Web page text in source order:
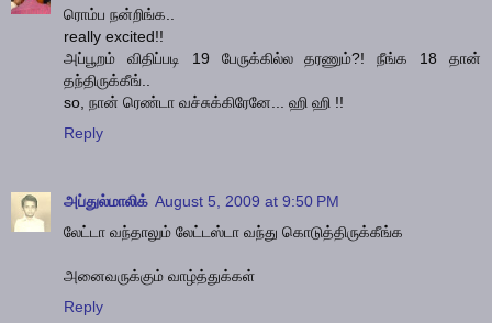
ரொம்ப நன்றிங்க..
really excited!!
அப்பூறம் விதிப்படி 19 பேருக்கில்ல தரணும்?! நீங்க 18 தான்
தந்திருக்கீங்..
so, நான் ரெண்டா வச்சுக்கிரேனே... ஹி ஹி !!
Reply
அப்துல்மாலிக் August 5, 2009 at 9:50 PM
லேட்டா வந்தாலும் லேட்டஸ்டா வந்து கொடுத்திருக்கீங்க‌
அனைவருக்கும் வாழ்த்துக்கள்
Reply